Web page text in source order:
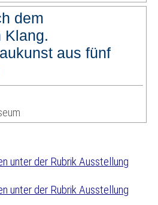
dem
Klang.
aus fünf